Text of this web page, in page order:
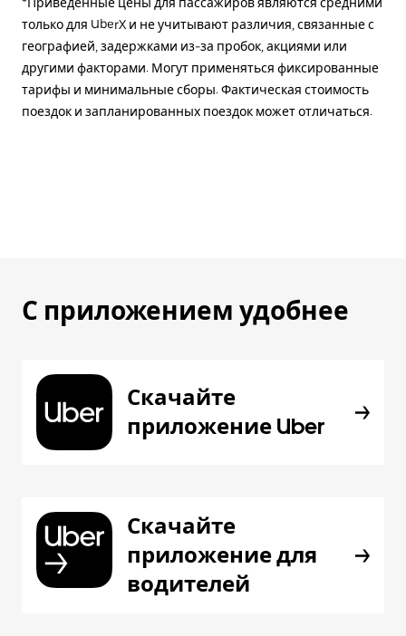
только для UberX и не учитывают различия, связанные с
географией, задержками из-за пробок, акциями или
другими факторами. Могут применяться фиксированные
тарифы и минимальные сборы. Фактическая стоимость
поездок и запланированных поездок может отличаться.
С приложением удобнее
Скачайте
приложение Uber
Скачайте
приложение для
водителей